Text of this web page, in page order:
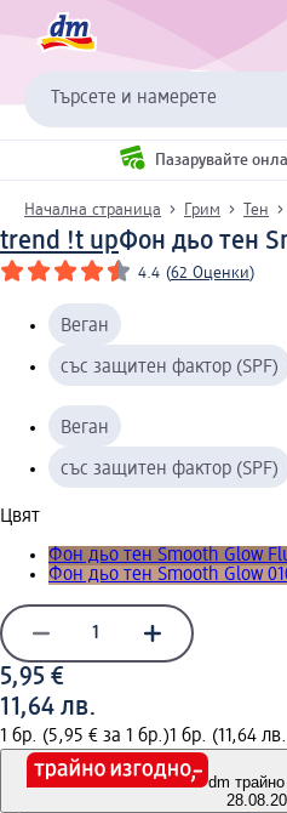
Търсете и намерете
Пазарувайте
Начална страница Грим Тен
trend !t upФон дьо тен
4.4 (62 Оценки)
Веган
със защитен фактор (SPF)
Веган
със защитен фактор (SPF)
Цвят
Фон дьо тен Smooth Glow
Фон дьо тен Smooth Glow
5,95 €
11,64 лв.
1 бр. (5,95 € за 1 бр.)1 бр. (11,64
dm